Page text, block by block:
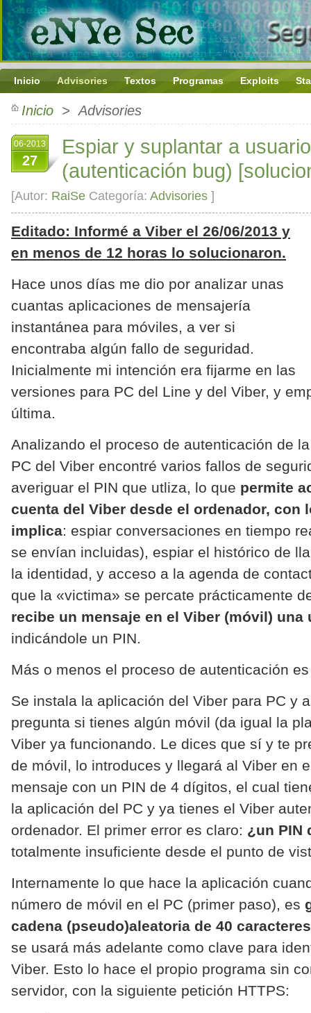
Inicio Advisories Textos Programas Exploits
Inicio > Advisories
06-2013
27
Espiar y suplantar a
(autenticación bug)
[Autor: RaiSe Categoría: Advisories ]
Editado: Informé a Viber el 26/06/2013 y
en menos de 12 horas lo solucionaron.
Hace unos días me dio por analizar unas
cuantas aplicaciones de mensajería
instantánea para móviles, a ver si
encontraba algún fallo de seguridad.
Inicialmente mi intención era fijarme en las
versiones para PC del Line y del Viber, y
última.
Analizando el proceso de autenticación de
PC del Viber encontré varios fallos de
averiguar el PIN que utliza, lo que permite
cuenta del Viber desde el ordenador, con
implica: espiar conversaciones en tiempo
se envían incluidas), espiar el histórico de
la identidad, y acceso a la agenda de
que la «victima» se percate prácticamente
recibe un mensaje en el Viber (móvil) una
indicándole un PIN.
Más o menos el proceso de autenticación
Se instala la aplicación del Viber para PC y
pregunta si tienes algún móvil (da igual la
Viber ya funcionando. Le dices que sí y te
de móvil, lo introduces y llegará al Viber en
mensaje con un PIN de 4 dígitos, el cual
la aplicación del PC y ya tienes el Viber
ordenador. El primer error es claro: ¿un PIN
totalmente insuficiente desde el punto de
Internamente lo que hace la aplicación
número de móvil en el PC (primer paso), es
cadena (pseudo)aleatoria de 40
se usará más adelante como clave para
Viber. Esto lo hace el propio programa sin
servidor, con la siguiente petición HTTPS: